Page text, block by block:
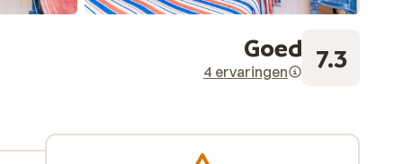
Goed
4 ervaringen 7.3